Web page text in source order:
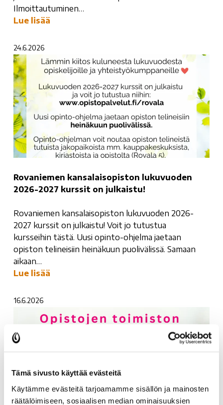
Tämä sivusto käyttää evästeitä
Käytämme evästeitä tarjoamamme sisällön ja mainosten
räätälöimiseen, sosiaalisen median ominaisuuksien
Ilmoittautuminen…
Lue lisää
24.6.2026
Rovaniemen kansalaisopiston lukuvuoden
2026-2027 kurssit on julkaistu!
Rovaniemen kansalaisopiston lukuvuoden 2026-
2027 kurssit on julkaistu! Voit jo tutustua
kursseihin tästä. Uusi opinto-ohjelma jaetaan
opiston telineisiin heinäkuun puolivälissä. Samaan
aikaan…
Lue lisää
16.6.2026